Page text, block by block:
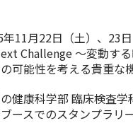
11月22日（土）、23
Challenge ～変動す
可能性を考える貴重な
健康科学部 臨床検査学
ースでのスタンプラリ